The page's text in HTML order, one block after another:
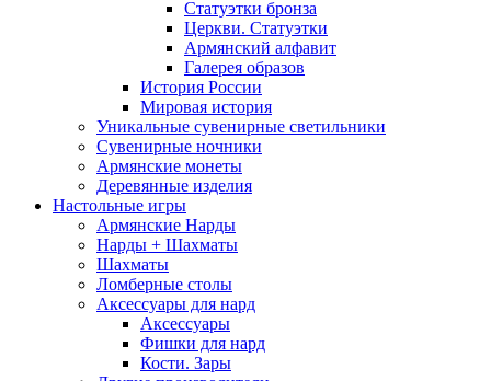
Статуэтки бронза
Церкви. Статуэтки
Армянский алфавит
Галерея образов
История России
Мировая история
Уникальные сувенирные светильники
Сувенирные ночники
Армянские монеты
Деревянные изделия
Настольные игры
Армянские Нарды
Нарды + Шахматы
Шахматы
Ломберные столы
Аксессуары для нард
Аксессуары
Фишки для нард
Кости. Зары